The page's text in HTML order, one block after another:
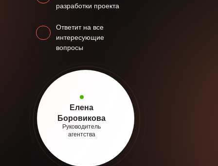
разработки проекта
Ответит на все
интересующие
вопросы
Елена
Боровикова
Руководитель
агентства